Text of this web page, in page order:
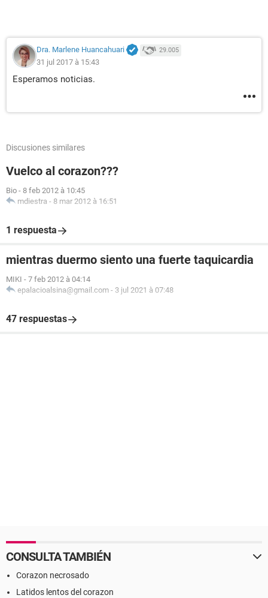
Dra. Marlene Huancahuari 29.005
31 jul 2017 à 15:43
Esperamos noticias.
Discusiones similares
Vuelco al corazon???
Bio - 8 feb 2012 à 10:45
mdiestra - 8 mar 2012 à 16:51
1 respuesta
mientras duermo siento una fuerte taquicardia
MIKI - 7 feb 2012 à 04:14
epalacioalsina@gmail.com - 3 jul 2021 à 07:48
47 respuestas
CONSULTA TAMBIÉN
Corazon necrosado
Latidos lentos del corazon